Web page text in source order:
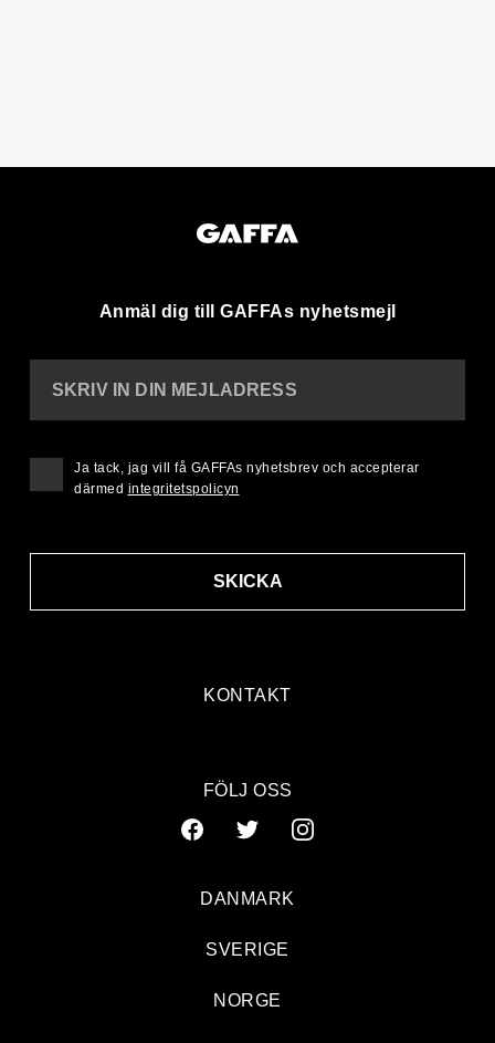
Anmäl dig till GAFFAs nyhetsmejl
KONTAKT
SKRIV IN DIN MEJLADRESS
SKICKA
Ja tack, jag vill få GAFFAs nyhetsbrev och accepterar
därmed integritetspolicyn
FÖLJ OSS
DANMARK
SVERIGE
NORGE